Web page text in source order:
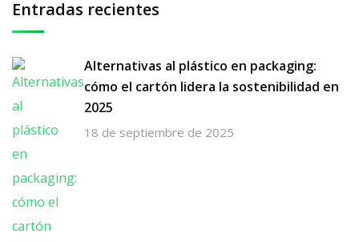
Entradas recientes
Alternativas al plástico en packaging:
cómo el cartón lidera la sostenibilidad en
2025
18 de septiembre de 2025